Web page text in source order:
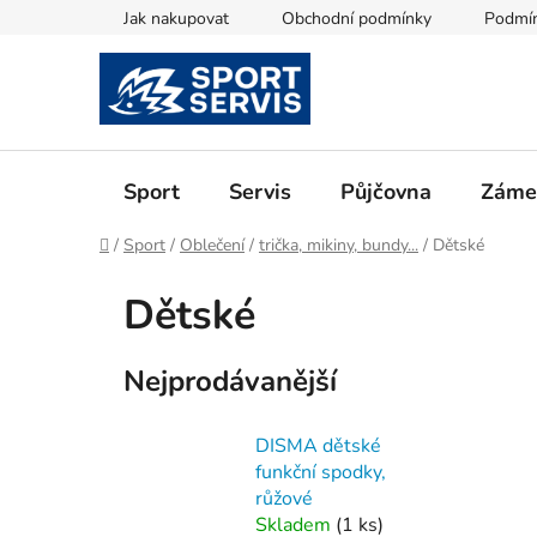
Jak nakupovat Obchodní podmínky
Sport Servis Půjčovna
Domů
/ Sport / Oblečení / trička, mikiny, bundy... / Dětské
Dětské
Nejprodávanější
DISMA dětské
funkční spodky,
růžové
Skladem (1 ks)